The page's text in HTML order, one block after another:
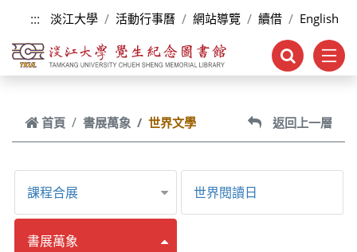
跳到主要內容
::: 淡江大學 活動行事曆 網站導覽 續借 English
首頁 書展萬象 世界文學 返回上一層
課程合展 世界閱讀日
書展萬象